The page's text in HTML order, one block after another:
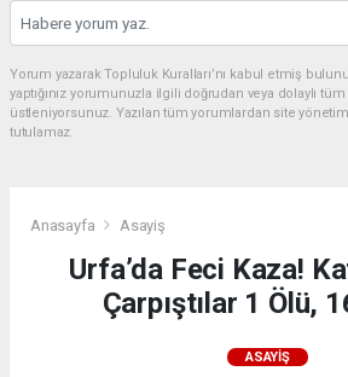
Yorum yazarak Topluluk Kuralları’nı kabul etmiş
yaptığınız yorumunuzla ilgili doğrudan veya dolaylı
üstleniyorsunuz. Yazılan tüm yorumlardan site
tutulamaz.
Anasayfa Asayiş
Urfa’da Feci Kaza!
Çarpıştılar 1 Ölü,
ASAYIŞ